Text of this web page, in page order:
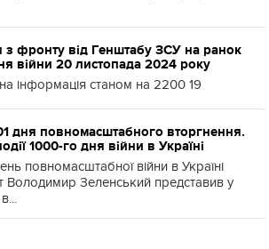
з фронту від Генштабу ЗСУ на ранок
війни 20 листопада 2024 року
інформація станом на 2200 19
дня повномасштабного вторгнення.
1000-го дня війни в Україні
повномасштабної війни в Україні
Володимир Зеленський представив у